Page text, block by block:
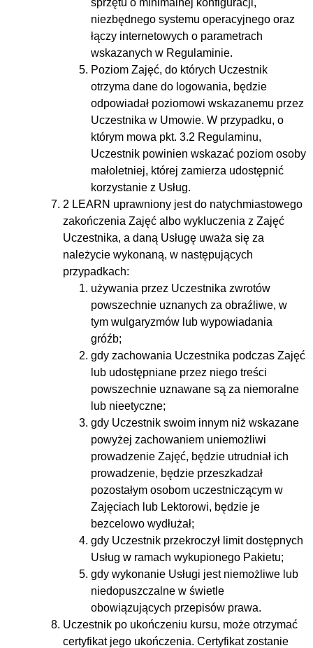
sprzętu o minimalnej konfiguracji,
niezbędnego systemu operacyjnego oraz
łączy internetowych o parametrach
wskazanych w Regulaminie.
Poziom Zajęć, do których Uczestnik
otrzyma dane do logowania, będzie
odpowiadał poziomowi wskazanemu przez
Uczestnika w Umowie. W przypadku, o
którym mowa pkt. ‎3.2 Regulaminu,
Uczestnik powinien wskazać poziom osoby
małoletniej, której zamierza udostępnić
korzystanie z Usług.
2 LEARN uprawniony jest do natychmiastowego
zakończenia Zajęć albo wykluczenia z Zajęć
Uczestnika, a daną Usługę uważa się za
należycie wykonaną, w następujących
przypadkach:
używania przez Uczestnika zwrotów
powszechnie uznanych za obraźliwe, w
tym wulgaryzmów lub wypowiadania
gróźb;
gdy zachowania Uczestnika podczas Zajęć
lub udostępniane przez niego treści
powszechnie uznawane są za niemoralne
lub nieetyczne;
gdy Uczestnik swoim innym niż wskazane
powyżej zachowaniem uniemożliwi
prowadzenie Zajęć, będzie utrudniał ich
prowadzenie, będzie przeszkadzał
pozostałym osobom uczestniczącym w
Zajęciach lub Lektorowi, będzie je
bezcelowo wydłużał;
gdy Uczestnik przekroczył limit dostępnych
Usług w ramach wykupionego Pakietu;
gdy wykonanie Usługi jest niemożliwe lub
niedopuszczalne w świetle
obowiązujących przepisów prawa.
Uczestnik po ukończeniu kursu, może otrzymać
certyfikat jego ukończenia. Certyfikat zostanie